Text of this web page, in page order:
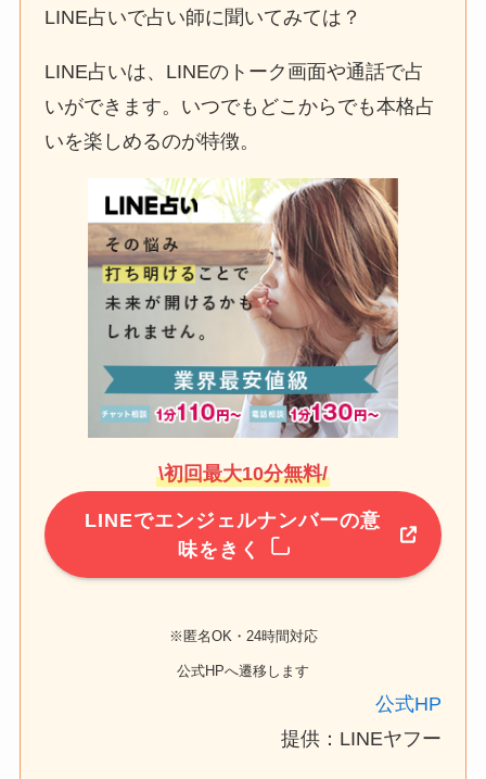
LINE占いで占い師に聞いてみては？
LINE占いは、LINEのトーク画面や通話で占
いができます。いつでもどこからでも本格占
いを楽しめるのが特徴。
\初回最大10分無料/
LINEでエンジェルナンバーの意
味をきく
※匿名OK・24時間対応
公式HPへ遷移します
公式HP
提供：LINEヤフー